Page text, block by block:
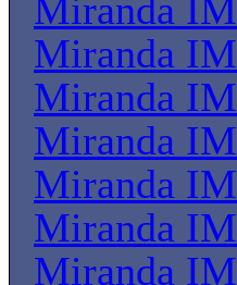
Miranda IM
Miranda IM
Miranda IM
Miranda IM
Miranda IM
Miranda IM
Miranda IM